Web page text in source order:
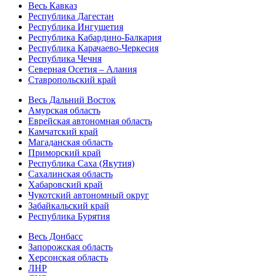
Весь Кавказ
Республика Дагестан
Республика Ингушетия
Республика Кабардино-Балкария
Республика Карачаево-Черкесия
Республика Чечня
Северная Осетия – Алания
Ставропольский край
Весь Дальний Восток
Амурская область
Еврейская автономная область
Камчатский край
Магаданская область
Приморский край
Республика Саха (Якутия)
Сахалинская область
Хабаровский край
Чукотский автономный округ
Забайкальский край
Республика Бурятия
Весь Донбасс
Запорожская область
Херсонская область
ЛНР